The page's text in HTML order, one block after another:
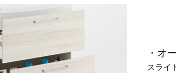
・オ
スライ